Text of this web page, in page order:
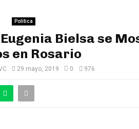
Politica
Bielsa se
en Rosario
29 mayo, 2019 0 976